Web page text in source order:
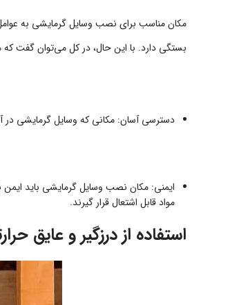
مکان مناسب برای نصب وسایل گرمایشی به عوامل
بستگی دارد. با این حال، در کل می‌توان گفت
دسترسی آسان: مکانی که وسایل گرمایشی در
ایمنی: مکان نصب وسایل گرمایشی باید ایمن
مواد قابل اشتعال قرار گیرند.
استفاده از درزگیر و عایق